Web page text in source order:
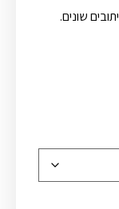
שונים.